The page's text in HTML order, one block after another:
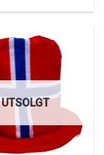
har
varianter.
Alternativene
velges
på
produktsiden
UTSOLGT